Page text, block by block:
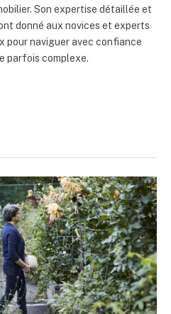
Son expertise détaillée et
donné aux novices et experts
pour naviguer avec confiance
parfois complexe.